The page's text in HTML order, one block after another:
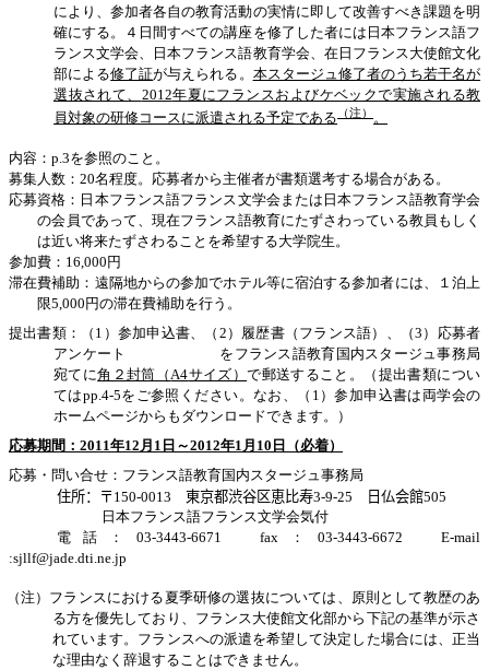
により、参加者各自の教育活動の実情に即して改善すべき課題を明
確にする。４日間すべての講座を修了した者には日本フランス語フ
ランス文学会、日本フランス語教育学会、在日フランス大使館文化
部による修了証が与えられる。 本スタージュ修了者のうち若干名が
選抜されて、 2012年夏にフランスおよびケベックで実施される教
員対象の研修コースに派遣される予定である （注） 。
内容： p.3を参照のこと。
募集人数： 20名程度。応募者から主催者が書類選考する場合がある。
応募資格：日本フランス語フランス文学会または日本フランス語教育学会
の会員であって、現在フランス語教育にたずさわっている教員もしく
は近い将来たずさわることを希望する大学院生。
参加費： 16,000 円
滞在費補助：遠隔地からの参加でホテル等に宿泊する参加者には、１泊上
限5,000 円の滞在費補助を行う。
提出書類：（ 1 ）参加申込書、（ 2 ）履歴書（フランス語）、（3 ）応募者
アンケート
をフランス語教育国内スタージュ事務局
宛てに角２封筒（A4サイズ）で郵送すること。（提出書類につい
てはpp.4-5をご参照ください。なお、（ 1 ）参加申込書は両学会の
ホームページからもダウンロードできます。）
応募期間： 2011年12月 1 日～2012年1月 10 日（必着）
応募・問い合せ：フランス語教育国内スタージュ事務局
住所：〒150-0013 東京都渋谷区恵比寿3-9-25 日仏会館505
日本フランス語フランス文学会気付
電話： 03-3443-6671 fax ： 03-3443-6672
E-mail
:sjllf@jade.dti.ne.jp
（注）フランスにおける夏季研修の選抜については、原則として教歴のあ
る方を優先しており、フランス大使館文化部から下記の基準が示さ
れています。フランスへの派遣を希望して決定した場合には、正当
な理由なく辞退することはできません。